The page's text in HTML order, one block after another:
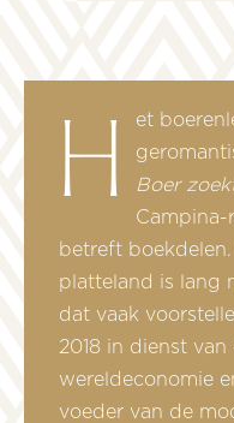
Het boerenleven wordt vaak
Boer
Campina-
betreft
platteland is lang
dat vaak
2018 in dienst
wereldeconomie
voeder van de